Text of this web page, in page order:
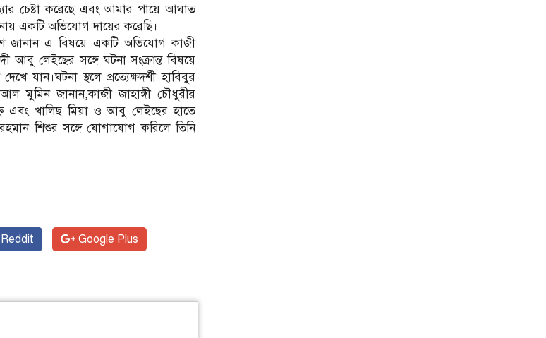
চেষ্টা করেছে এবং আমার পায়ে আঘাত
একটি অভিযোগ দায়ের করেছি।
জানান এ বিষয়ে একটি অভিযোগ কাজী
আবু লেইছের সঙ্গে ঘটনা সংক্রান্ত বিষয়ে
যান।ঘটনা স্থলে প্রত্যেক্ষদর্শী হাবিবুর
মুমিন জানান,কাজী জাহাঙ্গী চৌধুরীর
এবং খালিছ মিয়া ও আবু লেইছের হাতে
শিশুর সঙ্গে যোগাযোগ করিলে তিনি
Reddit Google Plus